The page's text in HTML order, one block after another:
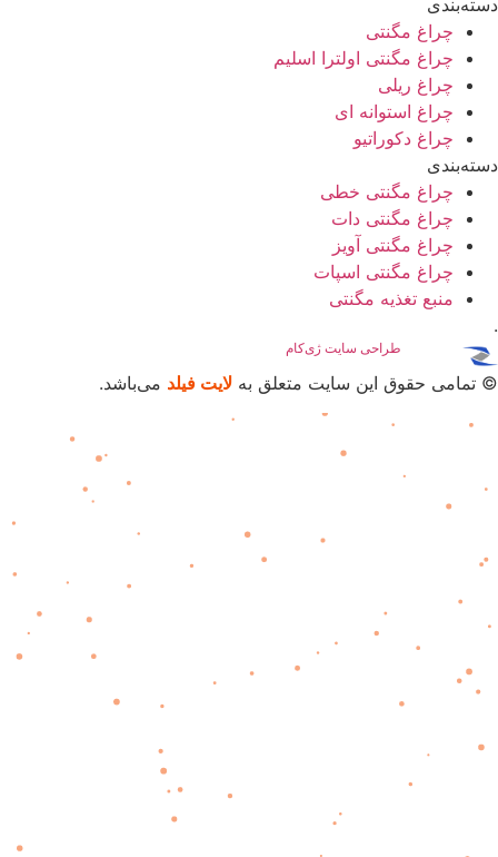
دسته‌بندی
چراغ مگنتی
چراغ مگنتی اولترا اسلیم
چراغ ریلی
چراغ استوانه ای
چراغ دکوراتیو
دسته‌بندی
چراغ مگنتی خطی
چراغ مگنتی دات
چراغ مگنتی آویز
چراغ مگنتی اسپات
منبع تغذیه مگنتی
.
طراحی سایت ژی‌کام
© تمامی حقوق این سایت متعلق به لایت فیلد می‌باشد.